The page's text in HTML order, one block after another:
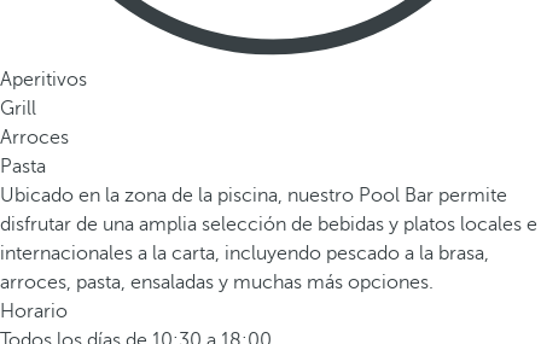
Aperitivos
Grill
Arroces
Pasta
Ubicado en la zona de la piscina, nuestro Pool Bar permite
disfrutar de una amplia selección de bebidas y platos locales e
internacionales a la carta, incluyendo pescado a la brasa,
arroces, pasta, ensaladas y muchas más opciones.
Horario